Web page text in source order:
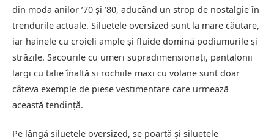
din moda anilor ’70 și ’80, aducând un strop de nostalgie în
trendurile actuale. Siluetele oversized sunt la mare căutare,
iar hainele cu croieli ample și fluide domină podiumurile și
străzile. Sacourile cu umeri supradimensionați, pantalonii
largi cu talie înaltă și rochiile maxi cu volane sunt doar
câteva exemple de piese vestimentare care urmează
această tendință.
Pe lângă siluetele oversized, se poartă și siluetele